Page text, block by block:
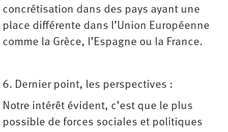
concrétisation dans des pays ayant une
place différente dans l’Union Européenne
comme la Grèce, l’Espagne ou la France.
6. Dernier point, les perspectives :
Notre intérêt évident, c’est que le plus
possible de forces sociales et politiques